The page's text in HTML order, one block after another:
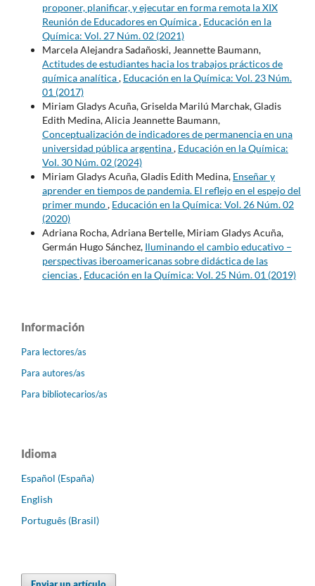
proponer, planificar, y ejecutar en forma remota la XIX
Reunión de Educadores en Química, Educación en la
Química: Vol. 27 Núm. 02 (2021)
Marcela Alejandra Sadañoski, Jeannette Baumann,
Actitudes de estudiantes hacia los trabajos prácticos de
química analítica, Educación en la Química: Vol. 23 Núm.
01 (2017)
Miriam Gladys Acuña, Griselda Marilú Marchak, Gladis
Edith Medina, Alicia Jeannette Baumann,
Conceptualización de indicadores de permanencia en una
universidad pública argentina, Educación en la Química:
Vol. 30 Núm. 02 (2024)
Miriam Gladys Acuña, Gladis Edith Medina, Enseñar y
aprender en tiempos de pandemia. El reflejo en el espejo del
primer mundo, Educación en la Química: Vol. 26 Núm. 02
(2020)
Adriana Rocha, Adriana Bertelle, Miriam Gladys Acuña,
Germán Hugo Sánchez, Iluminando el cambio educativo –
perspectivas iberoamericanas sobre didáctica de las
ciencias, Educación en la Química: Vol. 25 Núm. 01 (2019)
Información
Para lectores/as
Para autores/as
Para bibliotecarios/as
Idioma
Español (España)
English
Português (Brasil)
Enviar un artículo